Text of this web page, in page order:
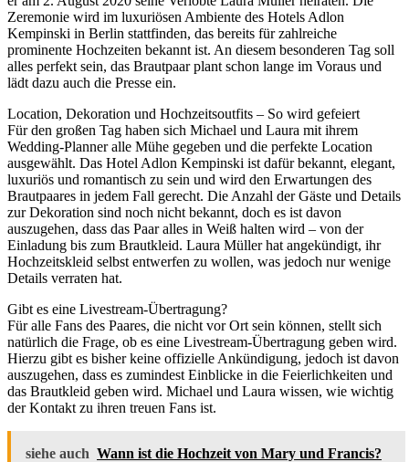
Zeremonie wird im luxuriösen Ambiente des Hotels Adlon
Kempinski in Berlin stattfinden, das bereits für zahlreiche
prominente Hochzeiten bekannt ist. An diesem besonderen Tag soll
alles perfekt sein, das Brautpaar plant schon lange im Voraus und
lädt dazu auch die Presse ein.
Location, Dekoration und Hochzeitsoutfits – So wird gefeiert
Für den großen Tag haben sich Michael und Laura mit ihrem
Wedding-Planner alle Mühe gegeben und die perfekte Location
ausgewählt. Das Hotel Adlon Kempinski ist dafür bekannt, elegant,
luxuriös und romantisch zu sein und wird den Erwartungen des
Brautpaares in jedem Fall gerecht. Die Anzahl der Gäste und Details
zur Dekoration sind noch nicht bekannt, doch es ist davon
auszugehen, dass das Paar alles in Weiß halten wird – von der
Einladung bis zum Brautkleid. Laura Müller hat angekündigt, ihr
Hochzeitskleid selbst entwerfen zu wollen, was jedoch nur wenige
Details verraten hat.
Gibt es eine Livestream-Übertragung?
Für alle Fans des Paares, die nicht vor Ort sein können, stellt sich
natürlich die Frage, ob es eine Livestream-Übertragung geben wird.
Hierzu gibt es bisher keine offizielle Ankündigung, jedoch ist davon
auszugehen, dass es zumindest Einblicke in die Feierlichkeiten und
das Brautkleid geben wird. Michael und Laura wissen, wie wichtig
der Kontakt zu ihren treuen Fans ist.
siehe auch Wann ist die Hochzeit von Mary und Francis?